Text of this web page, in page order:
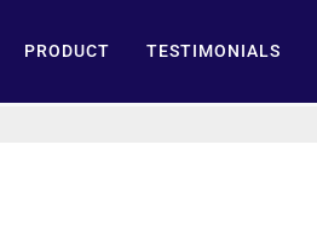
PRODUCT TESTIMONIALS